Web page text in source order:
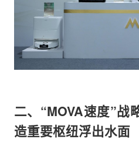
二、“MOVA速度”战
造重要枢纽浮出水面